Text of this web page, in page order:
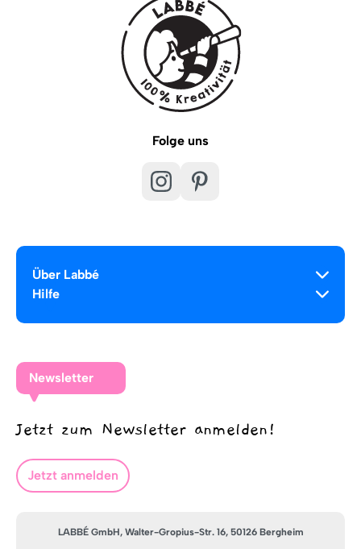
Folge uns
Über Labbé
Hilfe
Newsletter
Jetzt zum Newsletter anmelden!
Jetzt anmelden
LABBÉ GmbH, Walter-Gropius-Str. 16, 50126 Bergheim